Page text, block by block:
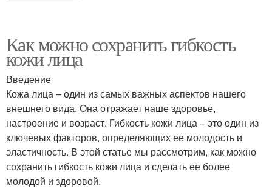
Как можно сохранить гибкость
кожи лица
Введение
Кожа лица – один из самых важных аспектов нашего
внешнего вида. Она отражает наше здоровье,
настроение и возраст. Гибкость кожи лица – это один из
ключевых факторов, определяющих ее молодость и
эластичность. В этой статье мы рассмотрим, как можно
сохранить гибкость кожи лица и сделать ее более
молодой и здоровой.